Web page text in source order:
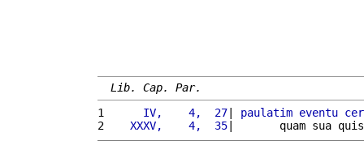
Lib. Cap. Par.
1
     IV,    4,  27
| paulatim eventu
2
   XXXV,    4,  35
|       quam sua